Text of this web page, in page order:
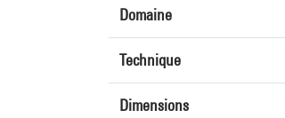
Domaine
Technique
Dimensions